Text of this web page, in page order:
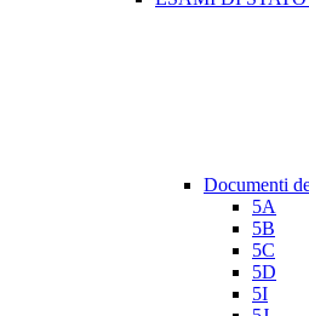
Documenti
5A
5B
5C
5D
5I